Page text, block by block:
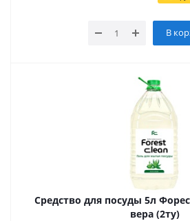
В
Средство для посуды 5л
вера (2ту)